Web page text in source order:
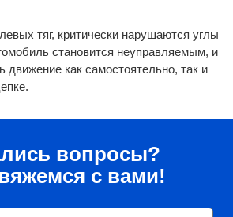
тяг, критически нарушаются углы
становится неуправляемым, и
движение как самостоятельно, так и
вопросы?
с вами!